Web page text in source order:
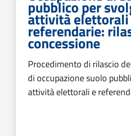
pubblico per
attività elettorali
referendarie:
concessione
Procedimento di rilascio
di occupazione suolo
attività elettorali e